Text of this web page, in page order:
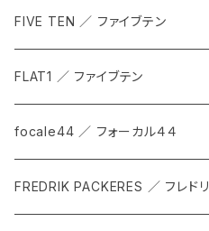
FIVE TEN ／ ファイブテン
FLAT1 ／ ファイブテン
focale44 ／ フォーカル４４
FREDRIK PACKERES ／ フレド